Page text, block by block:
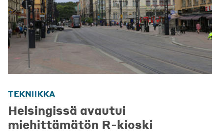
TEKNIIKKA
Helsingissä avautui
miehittämätön R-kioski